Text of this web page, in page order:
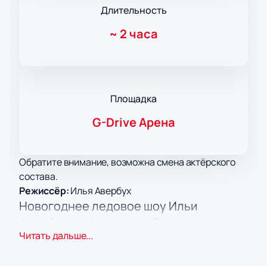
Длительность
~ 2 часа
Площадка
G-Drive Арена
Обратите внимание, возможна смена актёрского
состава.
Режиссёр:Илья Авербух
Новогоднее ледовое шоу Ильи
приобретайте билеты
Читать дальше...